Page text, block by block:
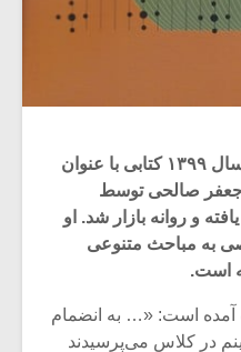
در واپسین روزهای اسفندماه سال ۱۳۹۹ کتابی با عنوان
جعفر صالحی توسط
و روانه بازار شد. او
به مباحث متنوعی
است.
آمده است: «… به انضمام
در کلاس می‌پرسیدند